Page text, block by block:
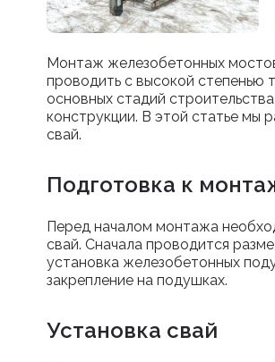
Монтаж железобетонных
проводить с высокой степенью
основных стадий
конструкции. В этой статье
свай.
Подготовка к
Перед началом монтажа
свай. Сначала проводится
установка железобетонных
закрепление на подушках.
Установка свай